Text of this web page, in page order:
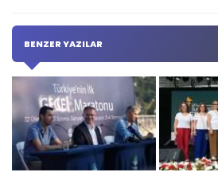
BENZER YAZILAR